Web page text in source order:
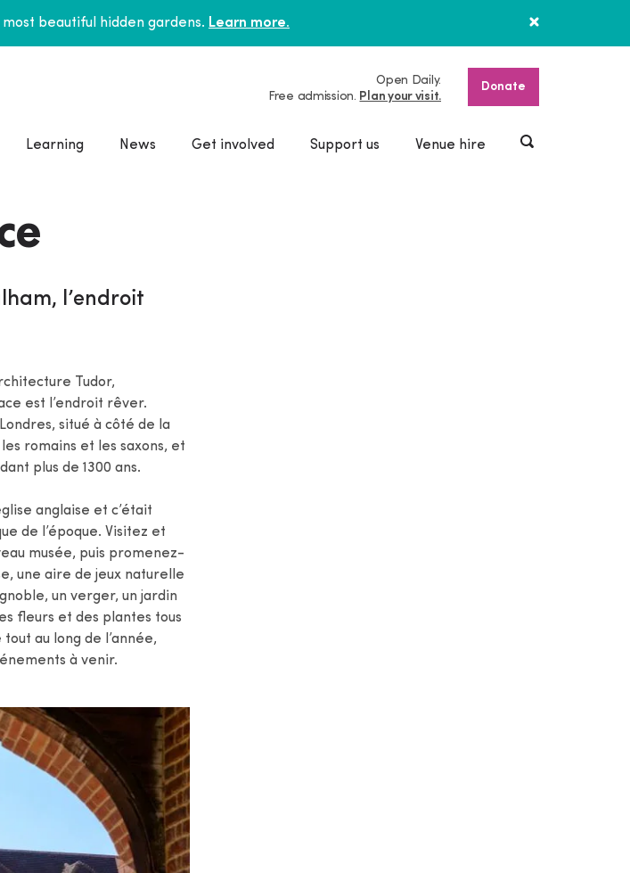
beautiful hidden gardens. Learn more.
Open Daily.
Free admission. Plan your visit.
Donate
Learning News Get involved Support us Venue hire
l’endroit
Tudor,
est l’endroit rêver.
situé à côté de la
romains et les saxons, et
plus de 1300 ans.
anglaise et c’était
de l’époque. Visitez et
musée, puis promenez-
une aire de jeux naturelle
un verger, un jardin
fleurs et des plantes tous
au long de l’année,
à venir.